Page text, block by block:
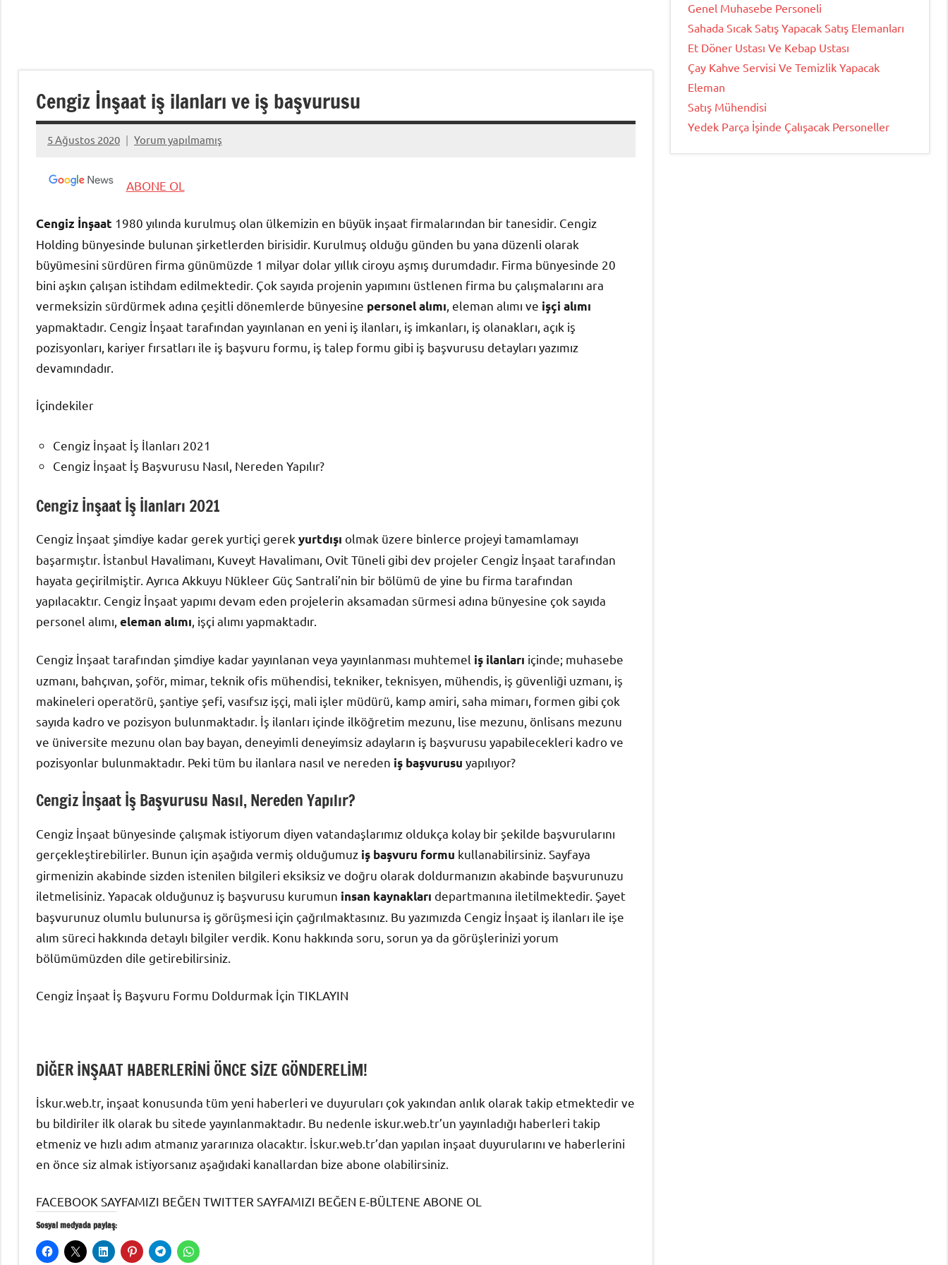
Cengiz İnşaat iş ilanları ve iş başvurusu
5 Ağustos 2020
admin
Yorum yapılmamış
ABONE OL
Cengiz İnşaat 1980 yılında kurulmuş olan ülkemizin en büyük inşaat firmalarından bir tanesidir. Cengiz
Holding bünyesinde bulunan şirketlerden birisidir. Kurulmuş olduğu günden bu yana düzenli olarak
büyümesini sürdüren firma günümüzde 1 milyar dolar yıllık ciroyu aşmış durumdadır. Firma bünyesinde 20
bini aşkın çalışan istihdam edilmektedir. Çok sayıda projenin yapımını üstlenen firma bu çalışmalarını ara
vermeksizin sürdürmek adına çeşitli dönemlerde bünyesine personel alımı , eleman alımı ve işçi alımı
yapmaktadır. Cengiz İnşaat tarafından yayınlanan en yeni iş ilanları, iş imkanları, iş olanakları, açık iş
pozisyonları, kariyer fırsatları ile iş başvuru formu, iş talep formu gibi iş başvurusu detayları yazımız
devamındadır.
İçindekiler
Cengiz İnşaat İş İlanları 2021
Cengiz İnşaat İş Başvurusu Nasıl, Nereden Yapılır?
Cengiz İnşaat İş İlanları 2021
Cengiz İnşaat şimdiye kadar gerek yurtiçi gerek yurtdışı olmak üzere binlerce projeyi tamamlamayı
başarmıştır. İstanbul Havalimanı, Kuveyt Havalimanı, Ovit Tüneli gibi dev projeler Cengiz İnşaat tarafından
hayata geçirilmiştir. Ayrıca Akkuyu Nükleer Güç Santrali’nin bir bölümü de yine bu firma tarafından
yapılacaktır. Cengiz İnşaat yapımı devam eden projelerin aksamadan sürmesi adına bünyesine çok sayıda
personel alımı, eleman alımı , işçi alımı yapmaktadır.
Cengiz İnşaat tarafından şimdiye kadar yayınlanan veya yayınlanması muhtemel iş ilanları içinde; muhasebe
uzmanı, bahçıvan, şoför, mimar, teknik ofis mühendisi, tekniker, teknisyen, mühendis, iş güvenliği uzmanı, iş
makineleri operatörü, şantiye şefi, vasıfsız işçi, mali işler müdürü, kamp amiri, saha mimarı, formen gibi çok
sayıda kadro ve pozisyon bulunmaktadır. İş ilanları içinde ilköğretim mezunu, lise mezunu, önlisans mezunu
ve üniversite mezunu olan bay bayan, deneyimli deneyimsiz adayların iş başvurusu yapabilecekleri kadro ve
pozisyonlar bulunmaktadır. Peki tüm bu ilanlara nasıl ve nereden iş başvurusu yapılıyor?
Cengiz İnşaat İş Başvurusu Nasıl, Nereden Yapılır?
Cengiz İnşaat bünyesinde çalışmak istiyorum diyen vatandaşlarımız oldukça kolay bir şekilde başvurularını
gerçekleştirebilirler. Bunun için aşağıda vermiş olduğumuz iş başvuru formu kullanabilirsiniz. Sayfaya
girmenizin akabinde sizden istenilen bilgileri eksiksiz ve doğru olarak doldurmanızın akabinde başvurunuzu
iletmelisiniz. Yapacak olduğunuz iş başvurusu kurumun insan kaynakları departmanına iletilmektedir. Şayet
başvurunuz olumlu bulunursa iş görüşmesi için çağrılmaktasınız. Bu yazımızda Cengiz İnşaat iş ilanları ile işe
alım süreci hakkında detaylı bilgiler verdik. Konu hakkında soru, sorun ya da görüşlerinizi yorum
bölümümüzden dile getirebilirsiniz.
Cengiz İnşaat İş Başvuru Formu Doldurmak İçin TIKLAYIN
DİĞER İNŞAAT HABERLERİNİ ÖNCE SİZE GÖNDERELİM!
İskur.web.tr, inşaat konusunda tüm yeni haberleri ve duyuruları çok yakından anlık olarak takip etmektedir ve
bu bildiriler ilk olarak bu sitede yayınlanmaktadır. Bu nedenle iskur.web.tr’un yayınladığı haberleri takip
etmeniz ve hızlı adım atmanız yararınıza olacaktır. İskur.web.tr’dan yapılan inşaat duyurularını ve haberlerini
en önce siz almak istiyorsanız aşağıdaki kanallardan bize abone olabilirsiniz.
FACEBOOK SAYFAMIZI BEĞEN TWITTER SAYFAMIZI BEĞEN E-BÜLTENE ABONE OL
Sosyal medyada paylaş:
Genel Muhasebe Personeli
Sahada Sıcak Satış Yapacak Satış Elemanları
Et Döner Ustası Ve Kebap Ustası
Çay Kahve Servisi Ve Temizlik Yapacak
Eleman
Satış Mühendisi
Yedek Parça İşinde Çalışacak Personeller